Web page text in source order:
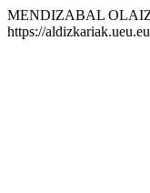
MENDIZABAL
https://